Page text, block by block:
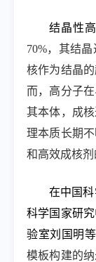
结晶性
70%，其结
核作为结晶
而，高分子
其本体，成
理本质长期
和高效成核剂
在中国
科学国家研
验室刘国明
模板构建的